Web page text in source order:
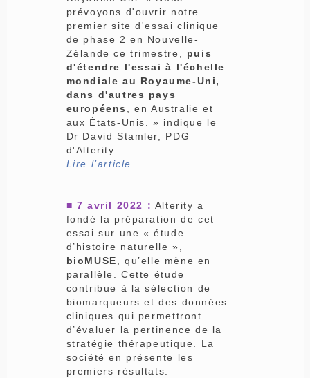
prévoyons d'ouvrir notre
premier site d'essai clinique
de phase 2 en Nouvelle-
Zélande ce trimestre,
puis
d'étendre l'essai à l'échelle
mondiale au Royaume-Uni,
dans d'autres pays
européens
, en Australie et
aux États-Unis. » indique le
Dr David Stamler, PDG
d'Alterity.
Lire l’article
■ 7 avril 2022 : Alterity a
fondé la préparation de cet
essai sur une « étude
d’histoire naturelle »,
bioMUSE
, qu’elle mène en
parallèle. Cette étude
contribue à la sélection de
biomarqueurs et des données
cliniques qui permettront
d’évaluer la pertinence de la
stratégie thérapeutique. La
société en présente les
premiers résultats.